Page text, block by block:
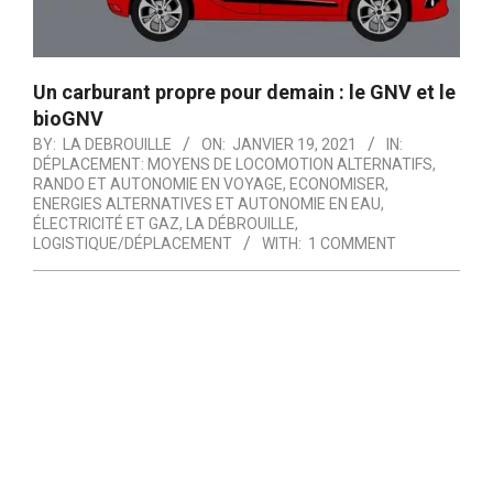
Un carburant propre pour demain : le GNV et le
bioGNV
BY: LA DEBROUILLE ON: JANVIER 19, 2021
IN:
DÉPLACEMENT: MOYENS DE LOCOMOTION ALTERNATIFS,
RANDO ET AUTONOMIE EN VOYAGE, ECONOMISER,
ENERGIES ALTERNATIVES ET AUTONOMIE EN EAU,
ÉLECTRICITÉ ET GAZ, LA DÉBROUILLE,
LOGISTIQUE/DÉPLACEMENT
WITH: 1 COMMENT